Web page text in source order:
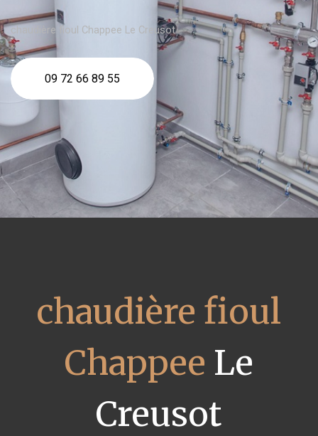
chaudière fioul Chappee Le Creusot
09 72 66 89 55
chaudière fioul
Chappee Le
Creusot